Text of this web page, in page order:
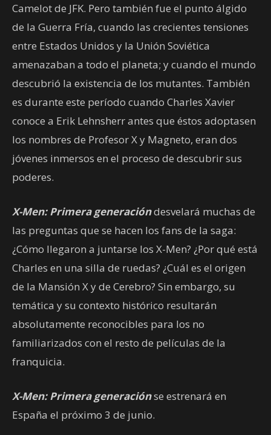
Camelot de JFK. Pero también fue el punto álgido
de la Guerra Fría, cuando las crecientes tensiones
entre Estados Unidos y la Unión Soviética
amenazaban a todo el planeta; y cuando el mundo
descubrió la existencia de los mutantes. También
es durante este período cuando Charles Xavier
conoce a Erik Lehnsherr antes que éstos adoptasen
los nombres de Profesor X y Magneto, eran dos
jóvenes inmersos en el proceso de descubrir sus
poderes.
X-Men: Primera generacióndesvelará muchas de
las preguntas que se hacen los fans de la saga:
¿Cómo llegaron a juntarse los X-Men? ¿Por qué está
Charles en una silla de ruedas? ¿Cuál es el origen
de la Mansión X y de Cerebro? Sin embargo, su
temática y su contexto histórico resultarán
absolutamente reconocibles para los no
familiarizados con el resto de películas de la
franquicia.
X-Men: Primera generaciónse estrenará en
España el próximo 3 de junio.